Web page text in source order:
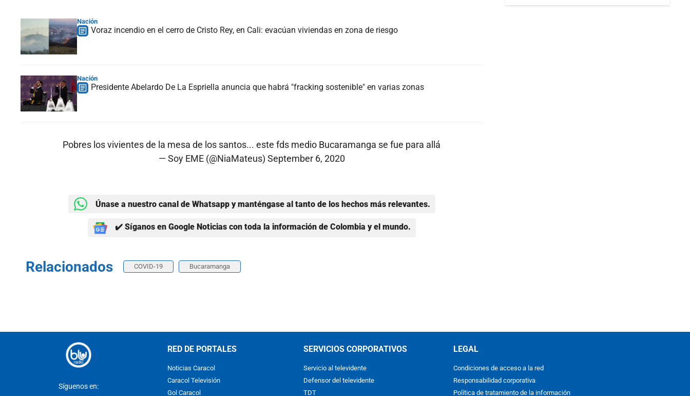
Nación
Voraz incendio en el cerro de Cristo Rey, en Cali: evacúan viviendas en zona de riesgo
Nación
Presidente Abelardo De La Espriella anuncia que habrá "fracking sostenible" en varias zonas
Pobres los vivientes de la mesa de los santos... este fds medio Bucaramanga se fue para allá
— Soy EME (@NiaMateus) September 6, 2020
Únase a nuestro canal de Whatsapp y manténgase al tanto de los hechos más relevantes.
✔️ Síganos en Google Noticias con toda la información de Colombia y el mundo.
Relacionados COVID-19 Bucaramanga
Síguenos en:
RED DE PORTALES
Noticias Caracol
Caracol Televisión
Gol Caracol
SERVICIOS CORPORATIVOS
Servicio al televidente
Defensor del televidente
TDT
LEGAL
Condiciones de acceso a la red
Responsabilidad corporativa
Política de tratamiento de la información